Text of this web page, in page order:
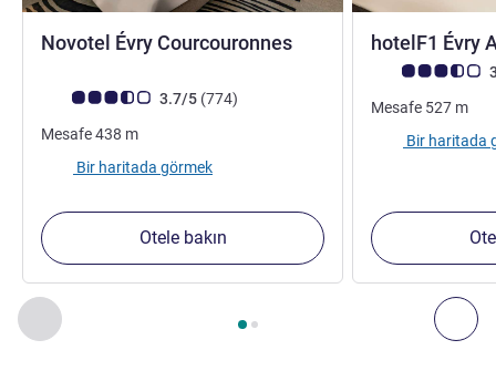
Önceki - Yakınlardaki diğer tesislerimiz
Sayfa , Yakınlardaki diğer tesislerimiz 1 :, Yakınlardaki
Novotel Évry Courcouronnes4 yıldız
Avis müşterileri puanı (ALL Puanlama)
3.7/5 (774görüş
)
Mesafe438 m
Bir haritada görmek
Otele bakın
hotelF1 Évry
Avis müşterileri
Mesafe 527 m
Bir haritada